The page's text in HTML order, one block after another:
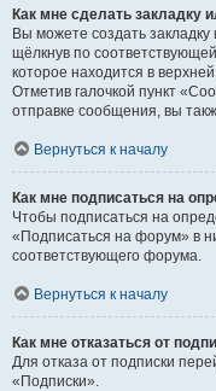
Как мне сделать закладку
Вы можете создать
щёлкнув по
которое находится в
Отметив галочкой пункт
отправке сообщения, вы
Вернуться к началу
Как мне подписаться на
Чтобы подписаться на
«Подписаться на форум» в
соответствующего форума.
Вернуться к началу
Как мне отказаться от
Для отказа от подписки
«Подписки».